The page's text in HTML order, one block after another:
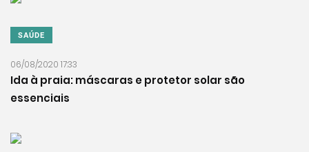
SAÚDE
06/08/2020 17:33
Ida à praia: máscaras e protetor solar são
essenciais